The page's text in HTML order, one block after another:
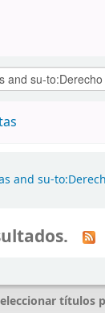
and su-
títulos